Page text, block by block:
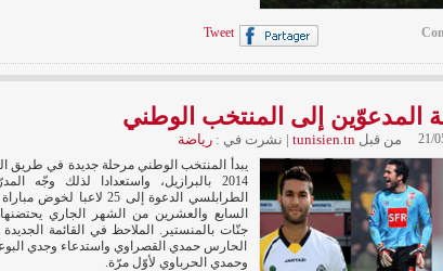
Tweet
المدعوّين إلى المنتخب الوطني
من قبلtunisien.tn
| نشرت في :رياضة
يبدأ المنتخب الوطني مرحلة جديدة في طريق
2014 بالبرازيل، واستعدادا لذلك وجّه
الطرابلسي الدعوة إلى 25
السابع والعشرين من الشهر الجاري
جنّات بالمنستير. الملاحظ في القائمة
الحارس حمدي القصراوي واستدعاء وجدي
وحمدي الحرباوي لأوّل مرّة.